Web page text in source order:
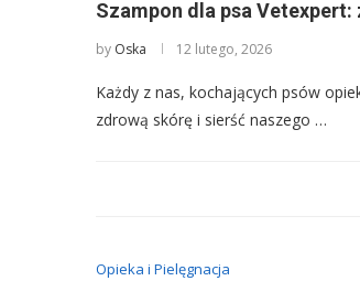
Szampon dla psa
by Oska 12 lutego, 2026
Każdy z nas, kochających psów
zdrową skórę i sierść naszego …
Opieka i Pielęgnacja